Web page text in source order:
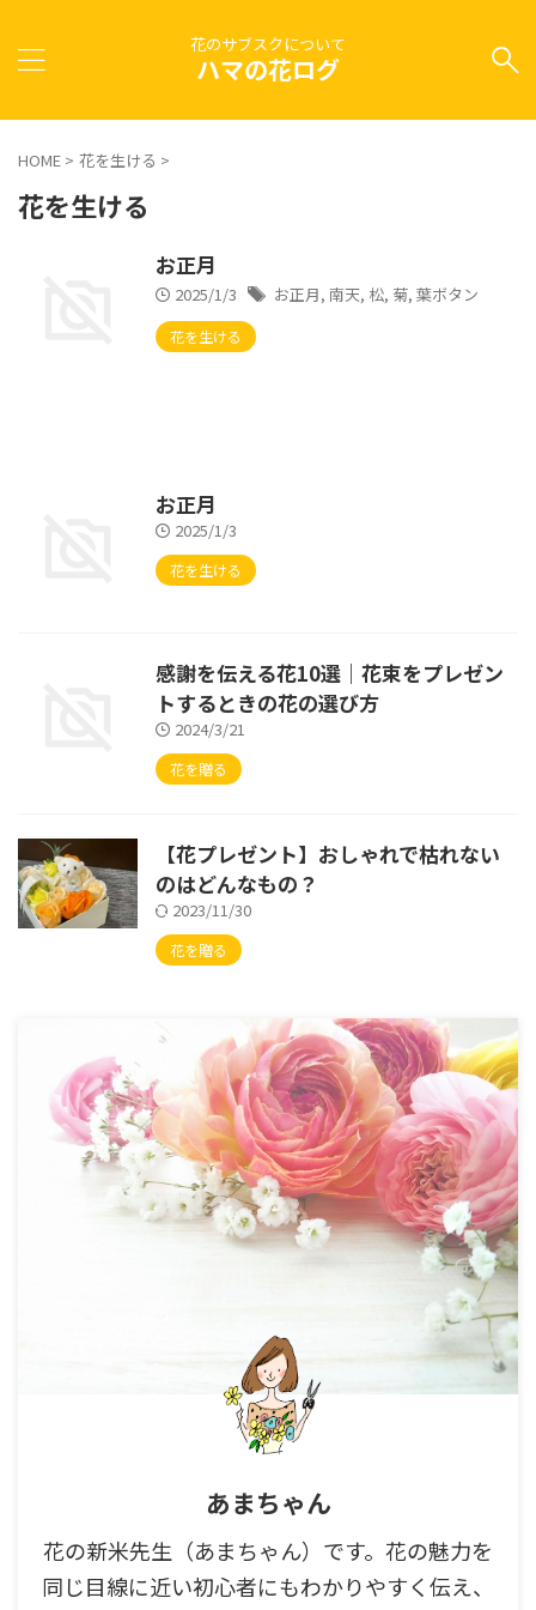
花のサブスクについて
ハマの花ログ
HOME > 花を生ける >
花を生ける
お正月
2025/1/3 お正月, 南天, 松, 菊, 葉ボタン
花を生ける
お正月
2025/1/3
花を生ける
感謝を伝える花10選｜花束をプレゼン
トするときの花の選び方
2024/3/21
花を贈る
【花プレゼント】おしゃれで枯れない
のはどんなもの？
2023/11/30
花を贈る
あまちゃん
花の新米先生（あまちゃん）です。花の魅力を
同じ目線に近い初心者にもわかりやすく伝え、